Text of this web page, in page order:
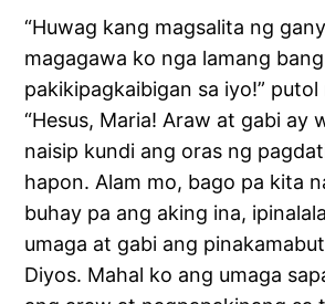
“Huwag kang magsalita ng
magagawa ko nga lamang
pakikipagkaibigan sa iyo!” putol
“Hesus, Maria! Araw at gabi ay
naisip kundi ang oras ng
hapon. Alam mo, bago pa kita
buhay pa ang aking ina,
umaga at gabi ang
Diyos. Mahal ko ang umaga